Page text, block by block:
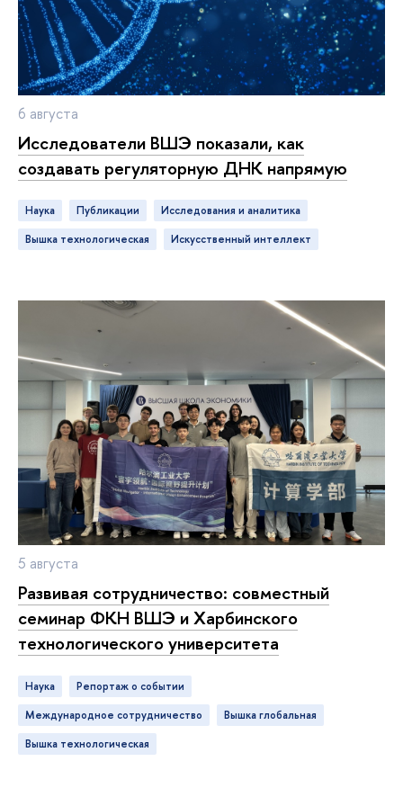
6 августа
Исследователи ВШЭ показали, как
создавать регуляторную ДНК напрямую
Наука публикации
исследования и аналитика
ышка технологическая
искусственный интеллект
5 августа
Развивая сотрудничество: совместный
семинар ФКН ВШЭ и Харбинского
технологического университета
Наука
репортаж о событии
международное сотрудничество
ышка глобальная
ышка технологическая